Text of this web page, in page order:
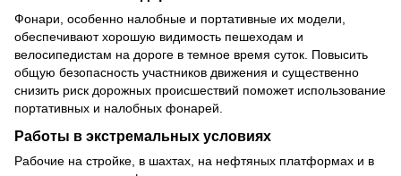
Фонари, особенно налобные и портативные их модели,
обеспечивают хорошую видимость пешеходам и
велосипедистам на дороге в темное время суток. Повысить
общую безопасность участников движения и существенно
снизить риск дорожных происшествий поможет использование
портативных и налобных фонарей.
Работы в экстремальных условиях
Рабочие на стройке, в шахтах, на нефтяных платформах и в